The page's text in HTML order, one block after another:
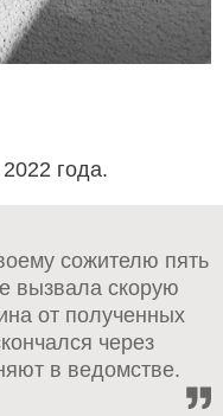
года.
сожителю пять
вызвала скорую
от полученных
через
в ведомстве.